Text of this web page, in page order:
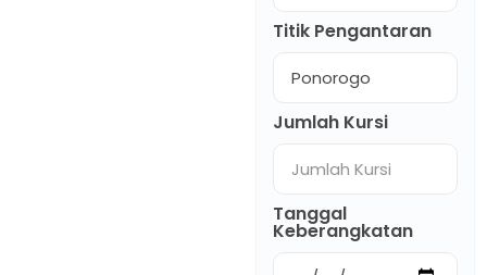
Titik Pengantaran
Jumlah Kursi
Tanggal
Keberangkatan